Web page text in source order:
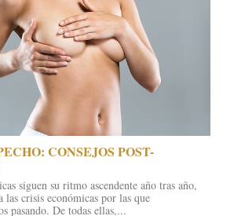
CONSEJOS POST-
siguen su ritmo ascendente año tras año,
las crisis económicas por las que
pasando. De todas ellas,...